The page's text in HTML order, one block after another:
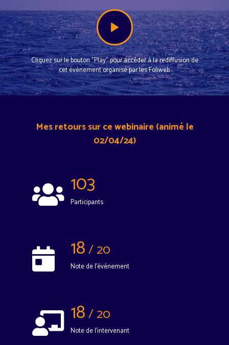
Cliquez sur le bouton "Play" pour accéder à la rediffusion de
cet événement organisé par les Foliweb.
Mes retours sur ce webinaire (animé le
02/04/24)
103
Participants
18/ 20
Note de l'événement
18/ 20
Note de l'intervenant